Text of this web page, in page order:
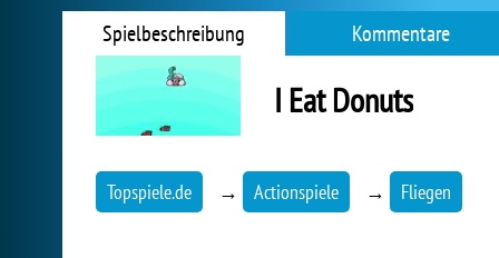
Spielbeschreibung Kommentare
I Eat Donuts
Topspiele.de → Actionspiele → Fliegen